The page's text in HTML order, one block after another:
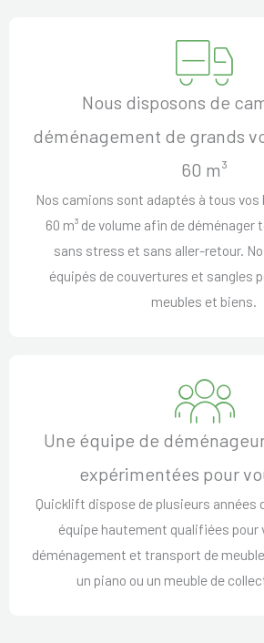
Nous disposons de
déménagement de grands
60 m³
Nos camions sont adaptés à tous vos
60 m³ de volume afin de déménager
sans stress et sans aller-retour.
équipés de couvertures et sangles
meubles et biens.
Une équipe de
expérimentées pour
Quicklift dispose de plusieurs années
équipe hautement qualifiées pour
déménagement et transport de
un piano ou un meuble de